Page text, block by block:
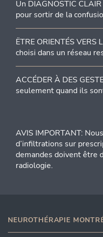
Un DIAGNOSTIC
pour sortir de la
ËTRE ORIENTÉS VERS
choisi dans un réseau
ACCÉDER À DES
seulement quand ils
AVIS IMPORTANT:
d’infiltrations sur
demandes doivent être
radiologie.
NEUROTHÉRAPIE